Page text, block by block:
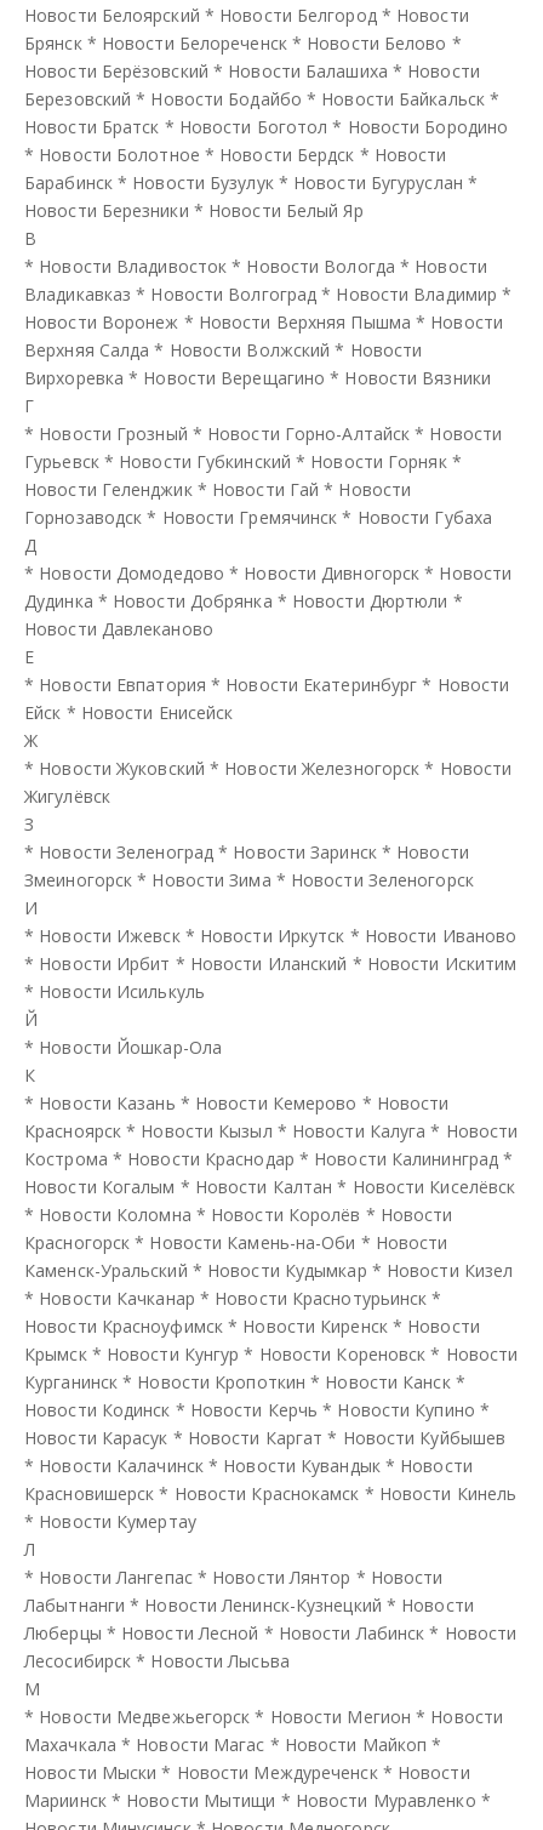
Новости Белоярский * Новости Белгород * Новости
Брянск * Новости Белореченск * Новости Белово *
Новости Берёзовский * Новости Балашиха * Новости
Березовский * Новости Бодайбо * Новости Байкальск *
Новости Братск * Новости Боготол * Новости Бородино
* Новости Болотное * Новости Бердск * Новости
Барабинск * Новости Бузулук * Новости Бугуруслан *
Новости Березники * Новости Белый Яр
В
* Новости Владивосток * Новости Вологда * Новости
Владикавказ * Новости Волгоград * Новости Владимир *
Новости Воронеж * Новости Верхняя Пышма * Новости
Верхняя Салда * Новости Волжский * Новости
Вирхоревка * Новости Верещагино * Новости Вязники
Г
* Новости Грозный * Новости Горно-Алтайск * Новости
Гурьевск * Новости Губкинский * Новости Горняк *
Новости Геленджик * Новости Гай * Новости
Горнозаводск * Новости Гремячинск * Новости Губаха
Д
* Новости Домодедово * Новости Дивногорск * Новости
Дудинка * Новости Добрянка * Новости Дюртюли *
Новости Давлеканово
Е
* Новости Евпатория * Новости Екатеринбург * Новости
Ейск * Новости Енисейск
Ж
* Новости Жуковский * Новости Железногорск * Новости
Жигулёвск
З
* Новости Зеленоград * Новости Заринск * Новости
Змеиногорск * Новости Зима * Новости Зеленогорск
И
* Новости Ижевск * Новости Иркутск * Новости Иваново
* Новости Ирбит * Новости Иланский * Новости Искитим
* Новости Исилькуль
Й
* Новости Йошкар-Ола
К
* Новости Казань * Новости Кемерово * Новости
Красноярск * Новости Кызыл * Новости Калуга * Новости
Кострома * Новости Краснодар * Новости Калининград *
Новости Когалым * Новости Калтан * Новости Киселёвск
* Новости Коломна * Новости Королёв * Новости
Красногорск * Новости Камень-на-Оби * Новости
Каменск-Уральский * Новости Кудымкар * Новости Кизел
* Новости Качканар * Новости Краснотурьинск *
Новости Красноуфимск * Новости Киренск * Новости
Крымск * Новости Кунгур * Новости Кореновск * Новости
Курганинск * Новости Кропоткин * Новости Канск *
Новости Кодинск * Новости Керчь * Новости Купино *
Новости Карасук * Новости Каргат * Новости Куйбышев
* Новости Калачинск * Новости Кувандык * Новости
Красновишерск * Новости Краснокамск * Новости Кинель
* Новости Кумертау
Л
* Новости Лангепас* Новости Лянтор * Новости
Лабытнанги * Новости Ленинск-Кузнецкий * Новости
Люберцы * Новости Лесной * Новости Лабинск * Новости
Лесосибирск * Новости Лысьва
М
* Новости Медвежьегорск * Новости Мегион * Новости
Махачкала * Новости Магас * Новости Майкоп *
Новости Мыски * Новости Междуреченск * Новости
Мариинск * Новости Мытищи * Новости Муравленко *